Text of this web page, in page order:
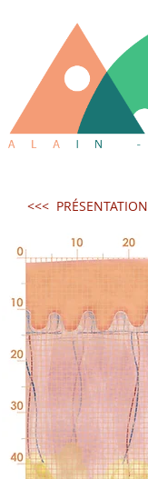
<<< PRÉSENTATION